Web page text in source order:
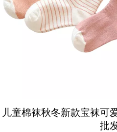
儿童棉袜秋冬新款宝袜可
批